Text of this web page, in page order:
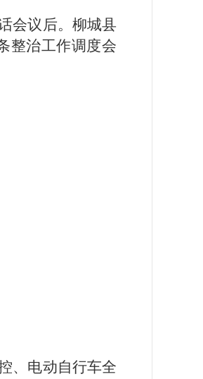
会议后。柳城县
整治工作调度会
、电动自行车全